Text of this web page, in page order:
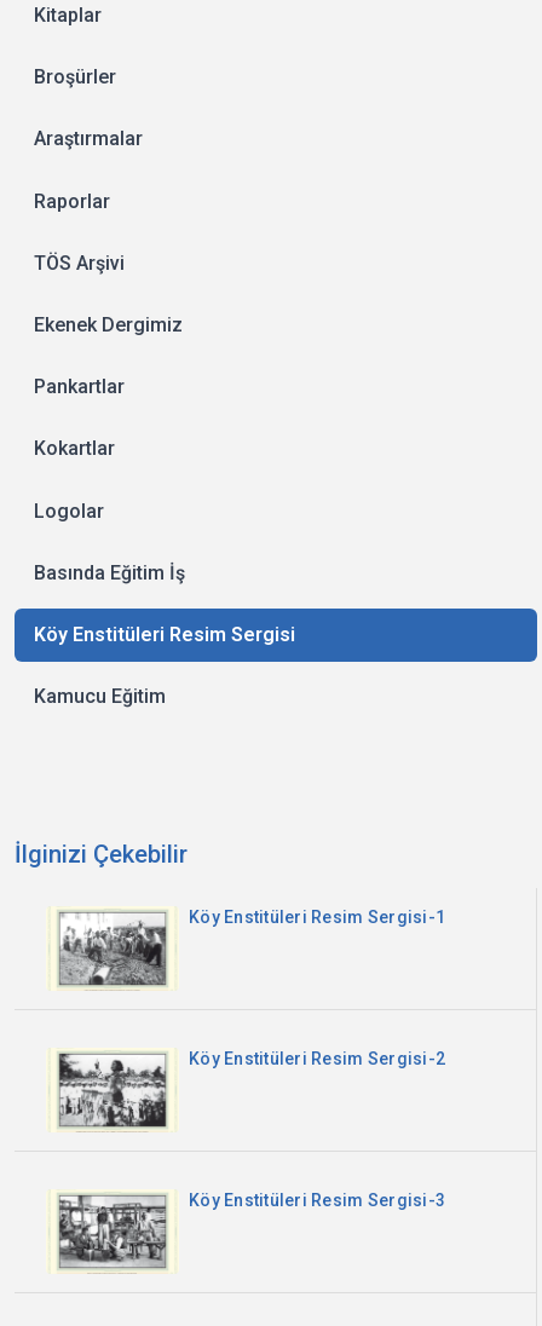
Kitaplar
Broşürler
Araştırmalar
Raporlar
TÖS Arşivi
Ekenek Dergimiz
Pankartlar
Kokartlar
Logolar
Basında Eğitim İş
Köy Enstitüleri Resim Sergisi
Kamucu Eğitim
İlginizi Çekebilir
Köy Enstitüleri Resim Sergisi-1
Köy Enstitüleri Resim Sergisi-2
Köy Enstitüleri Resim Sergisi-3